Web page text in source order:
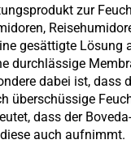
zur
gesättigte Lösung
durchlässige
dabei ist, dass
überschüssige
dass der
auch aufnimmt.